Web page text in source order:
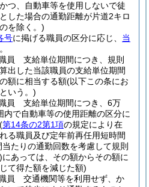
つ、自動車等を使用しないで徒
した場合の通勤距離が片道2キロ
を除く。)
号に掲げる職員の区分に応じ、 当
員 支給単位期間につき、規則
出した当該職員の支給単位期間
額に相当する額(以下この条にお
いう。)
員 支給単位期間につき、6万
で自動車等の使用距離の区分に
(第14条の2第1項の規定により在
る職員及び定年前再任用短時間
たりの通勤回数を考慮して規則
にあっては、その額からその額に
て得た額を減じた額)
員 交通機関等を利用せず、か